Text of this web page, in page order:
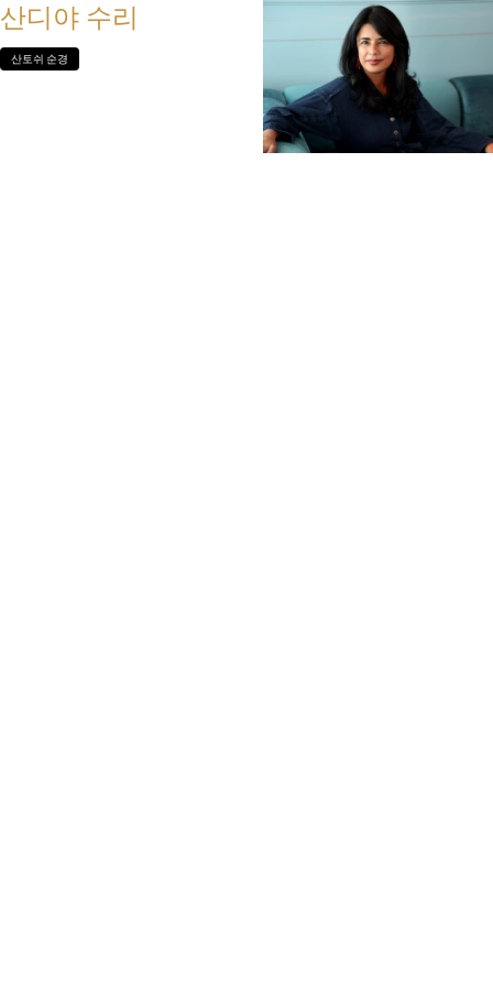
산디야 수리
산토쉬 순경